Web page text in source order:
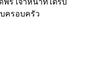
ครอบครัว